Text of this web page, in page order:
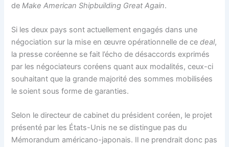
de Make American Shipbuilding Great Again.
Si les deux pays sont actuellement engagés dans une
négociation sur la mise en œuvre opérationnelle de cedeal,
la presse coréenne se fait l’écho de désaccords exprimés
par les négociateurs coréens quant aux modalités, ceux-ci
souhaitant que la grande majorité des sommes mobilisées
le soient sous forme de garanties.
Selon le directeur de cabinet du président coréen, le projet
présenté par les États-Unis ne se distingue pas du
Mémorandum américano-japonais. Il ne prendrait donc pas